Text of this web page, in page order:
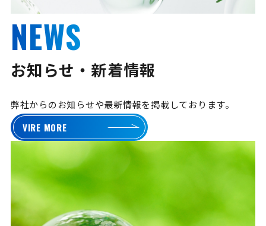
NEWS
お知らせ・新着情報
弊社からのお知らせや最新情報を掲載しております。
VIRE MORE